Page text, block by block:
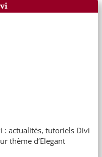
: actualités, tutoriels Divi
thème d’Elegant